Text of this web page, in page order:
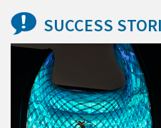
SUCCESS